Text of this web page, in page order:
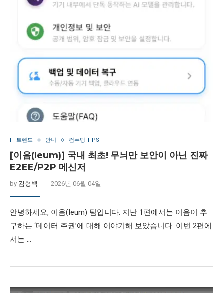
IT 트렌드 안내 컴퓨팅 TIPS
[이음(Ieum)] 국내 최초! 무늬만 보안이 아닌 진짜
E2EE/P2P 메신저
by 김형백 2026년 06월 04일
안녕하세요, 이음(Ieum) 팀입니다. 지난 1편에서는 이음이 추
구하는 ‘데이터 주권’에 대해 이야기해 보았습니다. 이번 2편에
서는 …